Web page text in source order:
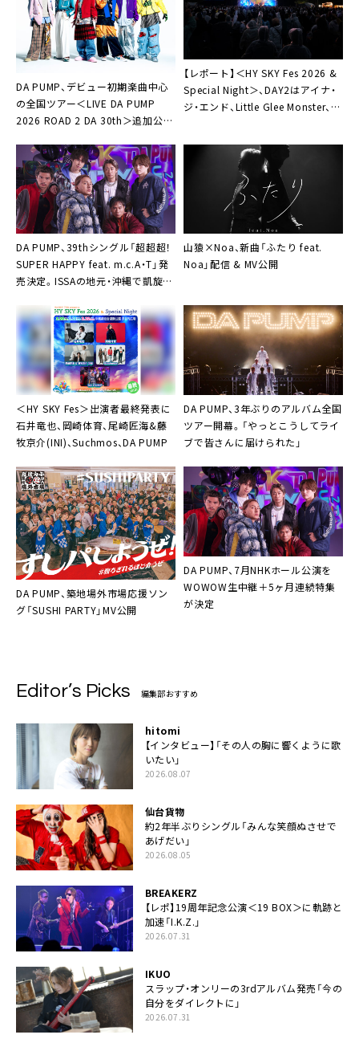
DA PUMP、デビュー初期楽曲中心
の全国ツアー＜LIVE DA PUMP
2026 ROAD 2 DA 30th＞追加公演
【レポート】＜HY SKY Fes 2026 &
Special Night＞、DAY2はアイナ・
ジ・エンド、Little Glee Monster、
DA PUMP、39thシングル「超超超！
SUPER HAPPY feat. m.c.A・T」発
売決定。ISSAの地元・沖縄で凱旋リ
山猿×Noa、新曲「ふたり feat.
Noa」配信 & MV公開
＜HY SKY Fes＞出演者最終発表に
石井竜也、岡崎体育、尾崎匠海&藤
牧京介(INI)、Suchmos、DA PUMP
DA PUMP、3年ぶりのアルバム全国
ツアー開幕。「やっとこうしてライ
ブで皆さんに届けられた」
DA PUMP、築地場外市場応援ソン
グ「SUSHI PARTY」MV公開
DA PUMP、7月NHKホール公演を
WOWOW生中継＋5ヶ月連続特集
が決定
Editor’s Picks 編集部おすすめ
hitomi
【インタビュー】「その人の胸に響くように歌
いたい」
2026.08.07
仙台貨物
約2年半ぶりシングル「みんな笑顔ぬさせで
あげだい」
2026.08.05
BREAKERZ
【レポ】19周年記念公演＜19 BOX＞に軌跡と
加速「I.K.Z.」
2026.07.31
IKUO
スラップ・オンリーの3rdアルバム発売「今の
自分をダイレクトに」
2026.07.31